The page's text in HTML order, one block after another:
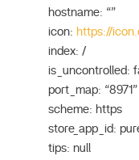
hostname: “”
icon: https://
index: /
is_uncontrolled:
port_map: “8971”
scheme: https
store_app_id:
tips: null